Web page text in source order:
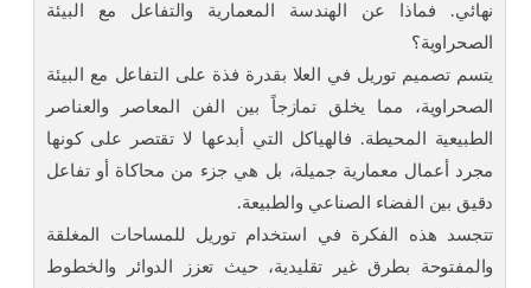
نهائي. فماذا عن الهندسة المعمارية والتفاعل مع البيئة
الصحراوية؟
يتسم تصميم توريل في العلا بقدرة فذة على التفاعل مع البيئة
الصحراوية، مما يخلق تمازجاً بين الفن المعاصر والعناصر
الطبيعية المحيطة. فالهياكل التي أبدعها لا تقتصر على كونها
مجرد أعمال معمارية جميلة، بل هي جزء من محاكاة أو تفاعل
دقيق بين الفضاء الصناعي والطبيعة.
تتجسد هذه الفكرة في استخدام توريل للمساحات المغلقة
والمفتوحة بطرق غير تقليدية، حيث تعزز الدوائر والخطوط